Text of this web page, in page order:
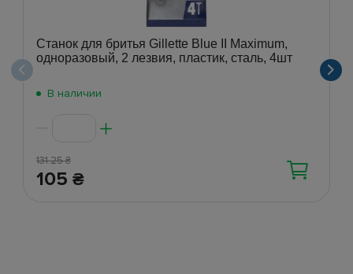
Станок для бритья Gillette Blue II Maximum,
одноразовый, 2 лезвия, пластик, сталь, 4шт
В наличии
131.25₴
105 ₴